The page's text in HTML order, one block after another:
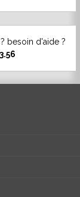
besoin d'aide ?